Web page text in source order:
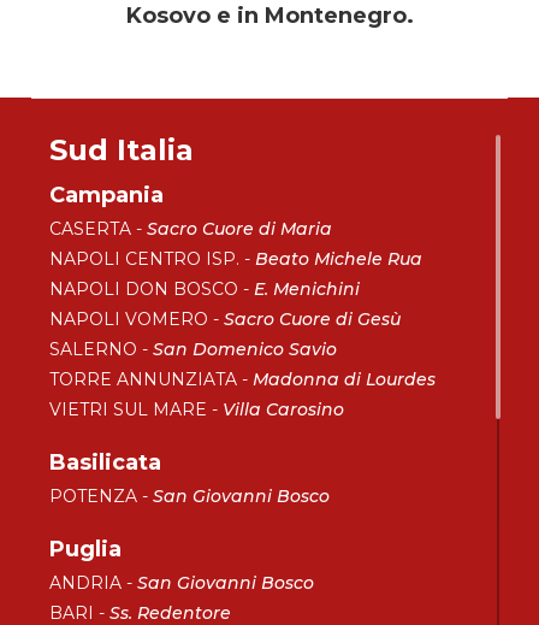
Kosovo e in Montenegro.
Sud Italia
Campania
CASERTA -Sacro Cuore di Maria
NAPOLI CENTRO ISP. -Beato Michele Rua
NAPOLI DON BOSCO -E. Menichini
NAPOLI VOMERO -Sacro Cuore di Gesù
SALERNO -San Domenico Savio
TORRE ANNUNZIATA -Madonna di Lourdes
VIETRI SUL MARE - Villa Carosino
Basilicata
POTENZA -San Giovanni Bosco
Puglia
ANDRIA -San Giovanni Bosco
BARI -Ss. Redentore